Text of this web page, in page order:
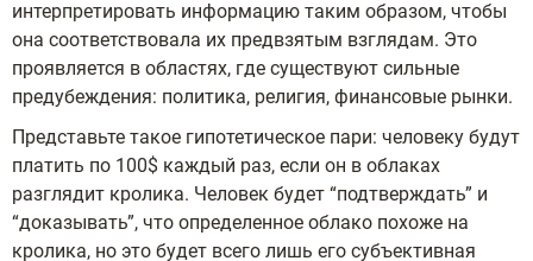
интерпретировать информацию таким образом, чтобы
она соответствовала их предвзятым взглядам. Это
проявляется в областях, где существуют сильные
предубеждения: политика, религия, финансовые рынки.
Представьте такое гипотетическое пари: человеку будут
платить по 100$ каждый раз, если он в облаках
разглядит кролика. Человек будет “подтверждать” и
“доказывать”, что определенное облако похоже на
кролика, но это будет всего лишь его субъективная